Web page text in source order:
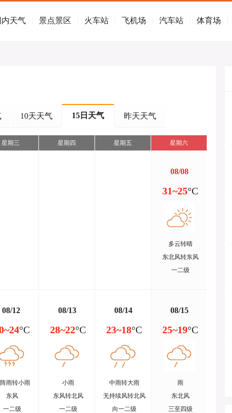
内天气 景点景区 火车站 飞机场 汽车站 体育场
10天天气 15日天气 昨天天气
星期三 星期四 星期五 星期六
08/08
31~25°C
多云转晴
东北风转东风
一二级
08/12
°C
雨转小雨
东风
一二级
08/13
28~22°C
小雨
东风转北风
一二级
08/14
23~18°C
中雨转大雨
无持续风转北风
向一二级
08/15
25~19°C
雨
东北风
三至四级